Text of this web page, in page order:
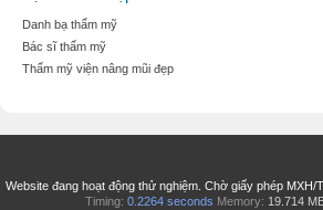
Danh bạ thẩm mỹ
Bác sĩ thẩm mỹ
Thẩm mỹ viện nâng mũi đẹp
Website đang hoạt động thử nghiệm. Chờ giấy phép MXH/
Timing: 0.2264 seconds Memory: 19.714